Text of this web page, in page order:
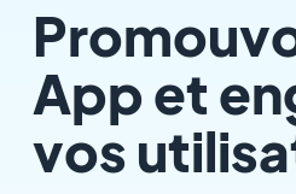
App et
vos